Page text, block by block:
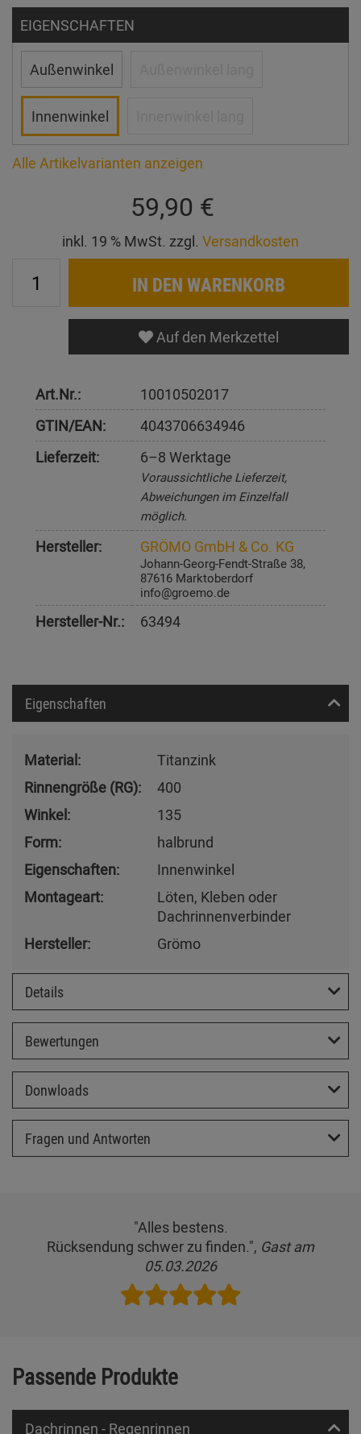
EIGENSCHAFTEN
Außenwinkel
Innenwinkel
Alle Artikelvarianten anzeigen
59,90 €
inkl. 19 % MwSt. zzgl. Versandkosten
IN DEN WARENKORB
Auf den Merkzettel
Art.Nr.:
10010502017
GTIN/EAN:
4043706634946
Lieferzeit:
6–8 Werktage
Voraussichtliche Lieferzeit,
Abweichungen im Einzelfall
möglich.
Hersteller: GRÖMO GmbH & Co. KG
Johann-Georg-Fendt-Straße 38,
87616 Marktoberdorf
info@groemo.de
Hersteller-Nr.: 63494
Eigenschaften
Material:
Titanzink
Rinnengröße (RG):
400
Winkel:
135
Form:
halbrund
Eigenschaften:
Innenwinkel
Montageart:
Löten, Kleben oder
Dachrinnenverbinder
Hersteller:
Grömo
Details
Bewertungen
Donwloads
Fragen und Antworten
"Alles bestens.
Rücksendung schwer zu finden.", Gast am
05.03.2026
Passende Produkte
Dachrinnen - Regenrinnen